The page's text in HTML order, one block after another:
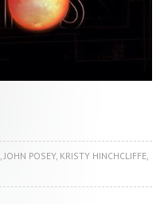
,JOHN POSEY, KRISTY HINCHCLIFFE,